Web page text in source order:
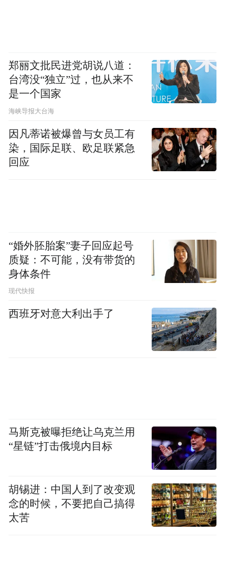
郑丽文批民进党胡说八道：
台湾没“独立”过，也从来不
是一个国家
​海峡导报大台海
因凡蒂诺被爆曾与女员工有
染，国际足联、欧足联紧急
回应
“婚外胚胎案”妻子回应起号
质疑：不可能，没有带货的
身体条件
现代快报
西班牙对意大利出手了
马斯克被曝拒绝让乌克兰用
“星链”打击俄境内目标
胡锡进：中国人到了改变观
念的时候，不要把自己搞得
太苦